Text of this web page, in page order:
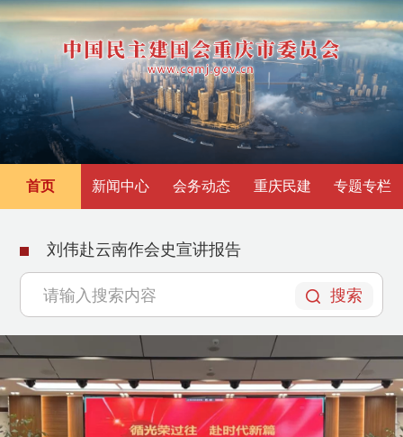
首页 新闻中心 会务动态 重庆民建 专题专栏
会史宣讲报告
搜索